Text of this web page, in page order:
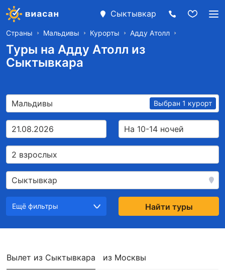
Сыктывкар
Страны Мальдивы Курорты Адду Атолл
Туры на Адду Атолл из
Сыктывкара
Мальдивы Выбран 1 курорт
21.08.2026 На 10-14 ночей
2 взрослых
Сыктывкар
Ещё фильтры Найти туры
Вылет из Сыктывкара из Москвы